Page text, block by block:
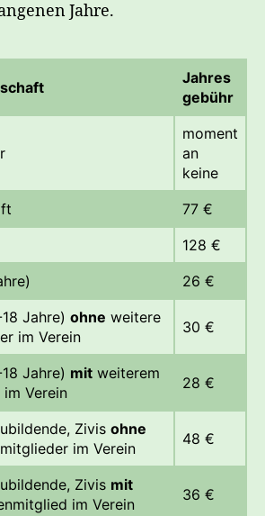
Jahre.
Jahres
gebühr
moment
an
keine
77 €
128 €
26 €
Jahre) ohne weitere
im Verein
30 €
Jahre) mit weiterem
Verein
28 €
Zivis ohne
im Verein
48 €
Zivis mit
im Verein
36 €